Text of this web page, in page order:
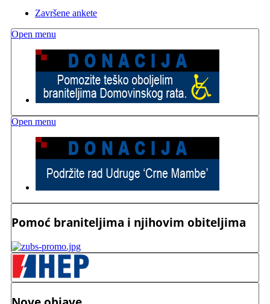
Završene ankete
Open menu
Open menu
Pomoć braniteljima i njihovim obiteljima